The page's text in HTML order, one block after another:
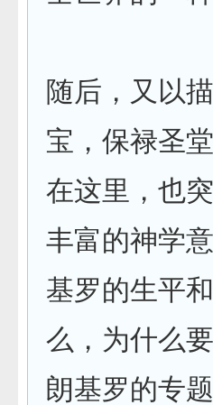
随后，又以
宝，保禄圣
在这里，也
丰富的神学
基罗的生平
么，为什么
朗基罗的专